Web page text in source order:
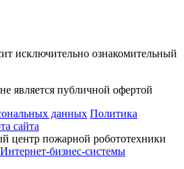
исключительно ознакомительный
является публичной офертой
данных Политика
сайта
центр пожарной робототехники
Интернет-бизнес-системы